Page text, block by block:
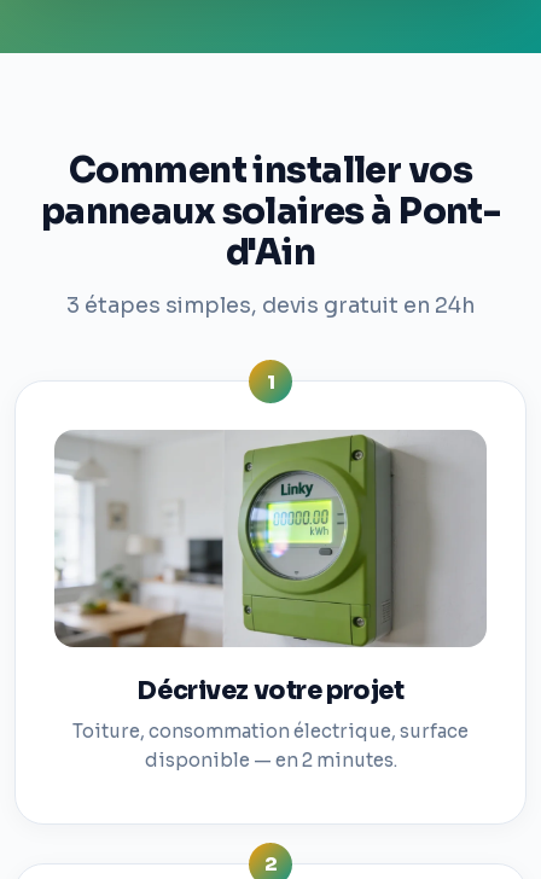
Comment installer vos
panneaux solaires à Pont-
d'Ain
3 étapes simples, devis gratuit en 24h
1
Décrivez votre projet
Toiture, consommation électrique, surface
disponible — en 2 minutes.
2